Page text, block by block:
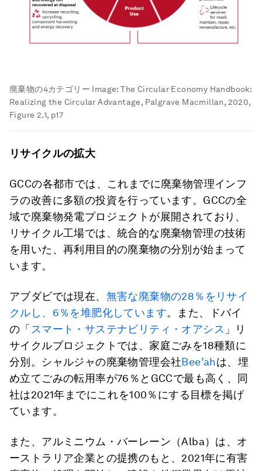
廃棄物の4カテゴリー Image:The Circular Economy Handbook:
Realizing the Circular Advantage, Palgrave Macmillan, 2020,
Figure 2.1, p17
リサイクルの拡大
GCCの各都市では、これまでに廃棄物管理インフ
ラの改善に多額の投資を行っています。GCCの全
域で廃棄物発電プロジェクトが展開されており、
リサイクル工場では、統合的な廃棄物管理の技術
を用いた、再利用目的の廃棄物の分別が始まって
います。
アブダビでは現在、 無害な廃棄物の28％をリサイ
クルし、6％を堆肥化しています。また、ドバイ
の「 スマート・サステナビリティ・オアシス 」リ
サイクルプロジェクトでは、家庭ごみを18種類に
分別。シャルジャの廃棄物管理会社Bee’ahは、埋
め立てごみの転用率が76％とGCCで最も高く、同
社は2021年までにこれを100％にする目標を掲げ
ています。
また、アルミニウム・バーレーン（Alba）は、オ
ーストラリア企業との提携のもと、2021年に有害